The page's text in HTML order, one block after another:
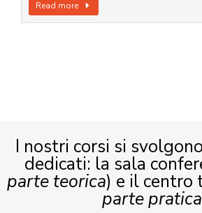
Read more
I nostri corsi si
dedicati: la sala
parte teorica) e il centro
parte pratica